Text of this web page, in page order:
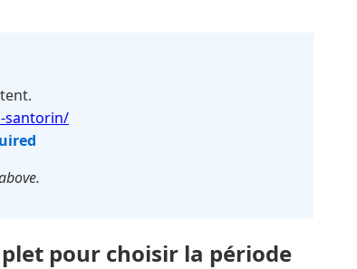
santorin/
pour choisir la période